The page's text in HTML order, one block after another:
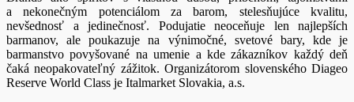
a nekonečným potenciálom za barom, stelesňujúce kvalitu,
nevšednosť a jedinečnosť. Podujatie neoceňuje len najlepších
barmanov, ale poukazuje na výnimočné, svetové bary, kde je
barmanstvo povyšované na umenie a kde zákazníkov každý deň
čaká neopakovateľný zážitok. Organizátorom slovenského Diageo
Reserve World Class je Italmarket Slovakia, a.s.